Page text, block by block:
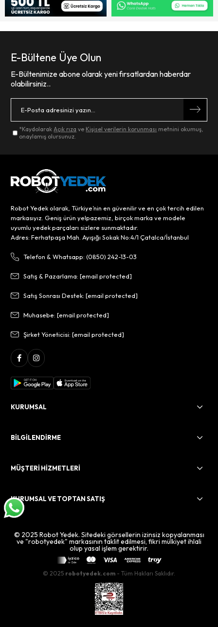
E-Bültene Üye Olun
E-Bültenimize abone olarak yeni fırsatlardan haberdar
olabilirsiniz..
*KaydolarakAçık rıza ve Kişisel verilerin korunması metnini okumuş,
onaylamış olursunuz.
Robot Yedek olarak, Türkiye’nin en güvenilir ve en çok tercih edilen
markasıyız. Geniş ürün yelpazemiz, birçok marka ve modele
uyumlu yedek parçaları sizlere sunmaktadır.
Adres: Ferhatpaşa Mah. Ayışığı Sokak No:4/1 Çatalca/İstanbul
Telefon & Whatsapp: (0850) 242-13-03
Satış & Pazarlama:[email protected]
Satış Sonrası Destek:[email protected]
Muhasebe:[email protected]
Şirket Yöneticisi:[email protected]
KURUMSAL
BİLGİLENDİRME
MÜŞTERİ HİZMETLERİ
KURUMSAL VE TOPTAN SATIŞ
© 2025 Robot Yedek. Sitedeki görsellerin izinsiz kopyalanması
ve "robotyedek" markasının taklit edilmesi, fikri mülkiyet ihlali
olup yasal işlem gerektirir.
© 2025 robotyedek.com - Tüm Hakları Saklıdır.